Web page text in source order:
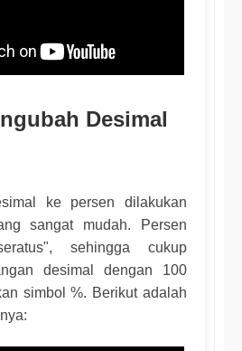
Desimal
ke persen dilakukan
sangat mudah. Persen
sehingga cukup
desimal dengan 100
simbol %. Berikut adalah